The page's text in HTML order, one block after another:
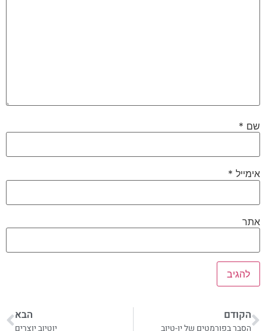
שם *
אימייל *
אתר
הקודם
הסבר בפורמטים של יו-טיוב
הבא
יוטיוב יוצרים